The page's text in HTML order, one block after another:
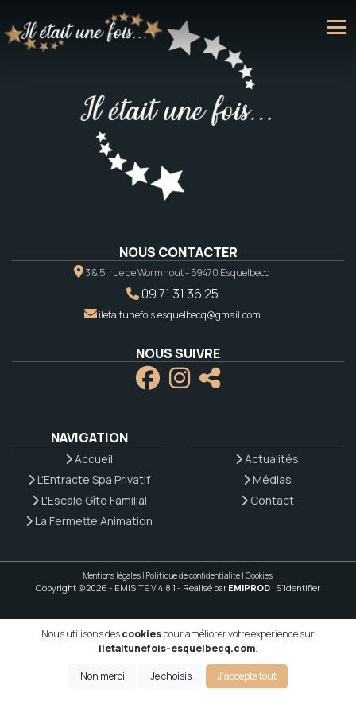
NOUS CONTACTER
3 & 5, rue de Wormhout - 59470 Esquelbecq
09 71 31 36 25
iletaitunefois.esquelbecq@gmail.com
NOUS SUIVRE
NAVIGATION
Accueil
L'Entracte Spa Privatif
L'Escale Gîte Familial
La Fermette Animation
Actualités
Médias
Contact
Mentions légales | Politique de confidentialité | Cookies
Copyright @2026 - EMISITE V.4.8.1 - Réalisé par EMIPROD | S'identifier
Nous utilisons descookiespour améliorer votre expérience sur
iletaitunefois-esquelbecq.com.
Non merci Je choisis J'accepte tout